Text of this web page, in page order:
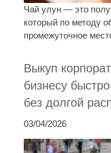
Чай улун — это
который по методу
промежуточное
Выкуп
бизнесу
без долгой
03/04/2026